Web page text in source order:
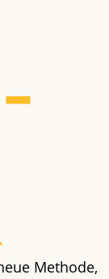
Methode,